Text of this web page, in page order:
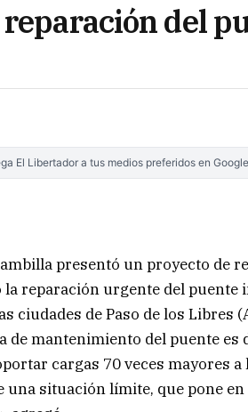
del
El Libertador a tus medios preferidos en Google
presentó un proyecto de
reparación urgente del
ciudades de Paso de los
de mantenimiento del puente
cargas 70 veces mayores
una situación límite, que pone